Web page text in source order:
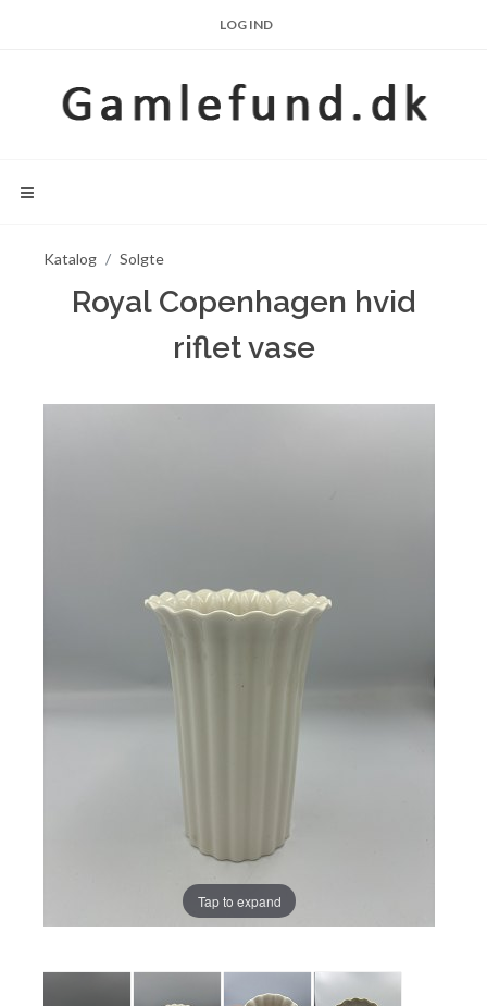
LOG IND
Katalog Solgte
Royal Copenhagen hvid
riflet vase
Tap to expand